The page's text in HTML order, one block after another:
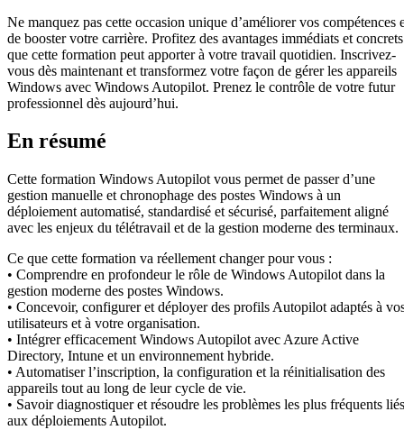
Ne manquez pas cette occasion unique d’améliorer vos compétences
de booster votre carrière. Profitez des avantages immédiats et concrets
que cette formation peut apporter à votre travail quotidien. Inscrivez-
vous dès maintenant et transformez votre façon de gérer les appareils
Windows avec Windows Autopilot. Prenez le contrôle de votre futur
professionnel dès aujourd’hui.
En résumé
Cette formation Windows Autopilot vous permet de passer d’une
gestion manuelle et chronophage des postes Windows à un
déploiement automatisé, standardisé et sécurisé, parfaitement aligné
avec les enjeux du télétravail et de la gestion moderne des terminaux.
Ce que cette formation va réellement changer pour vous :
• Comprendre en profondeur le rôle de Windows Autopilot dans la
gestion moderne des postes Windows.
• Concevoir, configurer et déployer des profils Autopilot adaptés à
utilisateurs et à votre organisation.
• Intégrer efficacement Windows Autopilot avec Azure Active
Directory, Intune et un environnement hybride.
• Automatiser l’inscription, la configuration et la réinitialisation des
appareils tout au long de leur cycle de vie.
• Savoir diagnostiquer et résoudre les problèmes les plus fréquents liés
aux déploiements Autopilot.